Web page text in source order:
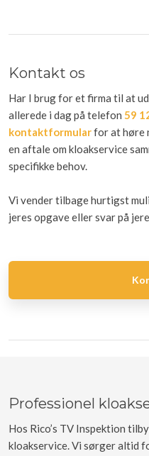
Kontakt os
Har I brug for et firma til at
allerede i dag på telefon 59
kontaktformularfor at høre
en aftale om kloakservice
specifikke behov.
Vi vender tilbage hurtigst
jeres opgave eller svar på
Professionel
Hos Rico’s TV Inspektion
kloakservice. Vi sørger altid